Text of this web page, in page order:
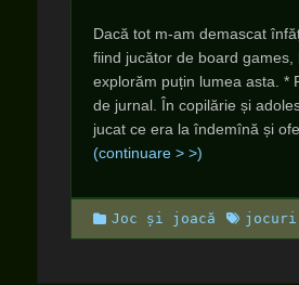
Dacă tot m-am demascat
fiind jucător de board games,
explorăm puțin lumea asta. *
de jurnal. În copilărie și
jucat ce era la îndemînă și
(continuare > >)
Categories
Joc și joacă Tagsjocuri